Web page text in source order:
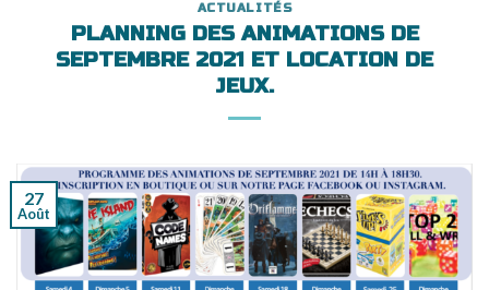
ACTUALITÉS
PLANNING DES ANIMATIONS DE
SEPTEMBRE 2021 ET LOCATION DE
JEUX.
27
Août